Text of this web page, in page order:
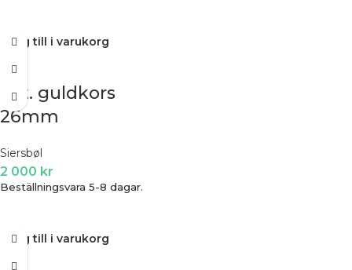
Lägg till i varukorg
8ct. guldkors
26mm
Siersbøl
2 000 kr
Beställningsvara 5-8 dagar.
Lägg till i varukorg